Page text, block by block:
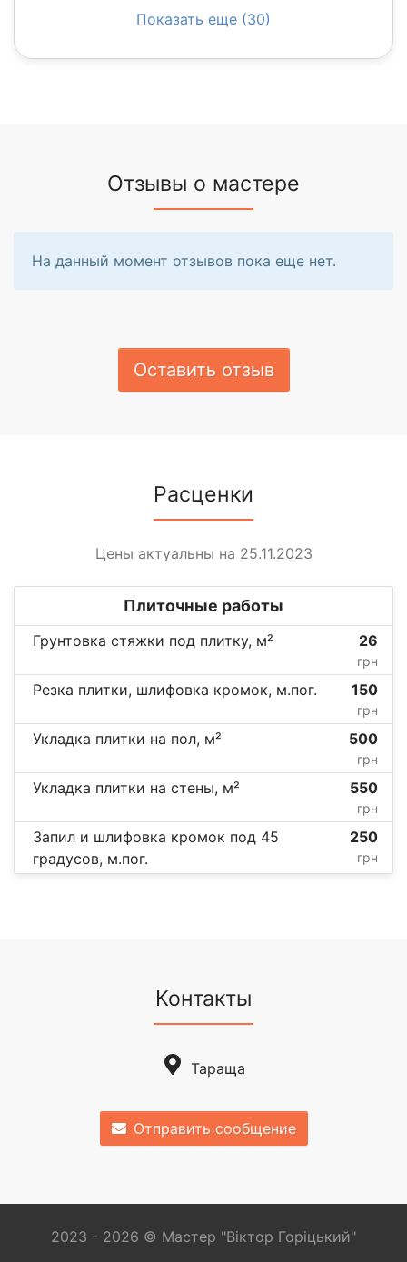
Показать еще (30)
Отзывы о мастере
На данный момент отзывов пока еще нет.
Оставить отзыв
Расценки
Цены актуальны на 25.11.2023
Плиточные работы
Грунтовка стяжки под плитку, м² 26
грн
Резка плитки, шлифовка кромок, м.пог. 150
грн
Укладка плитки на пол, м² 500
грн
Укладка плитки на стены, м² 550
грн
Запил и шлифовка кромок под 45
градусов, м.пог.
250
грн
Контакты
Тараща
Отправить сообщение
2023 - 2026 © Мастер "Віктор Горіцький"